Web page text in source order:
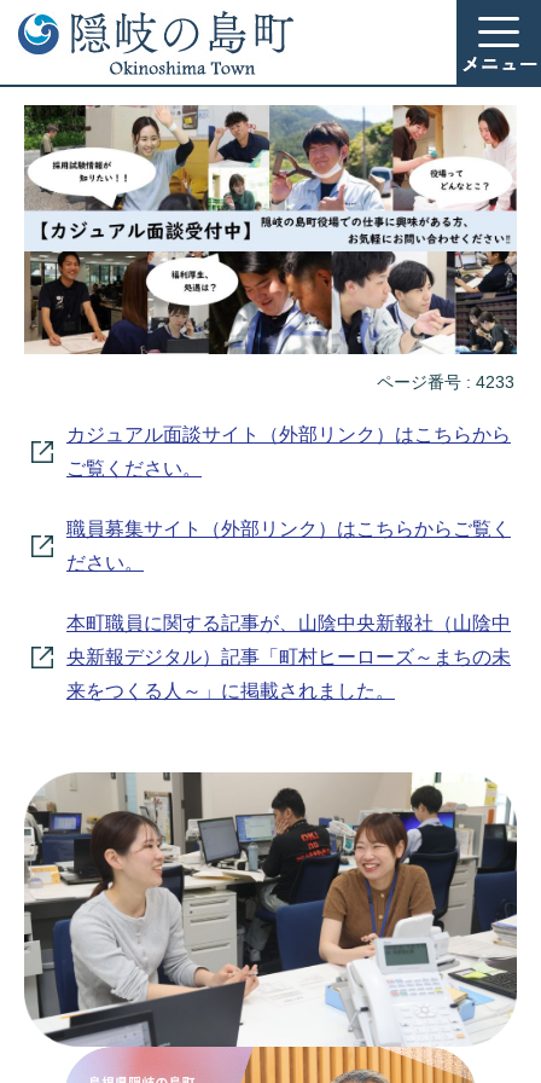
ページ番号 : 4233
カジュアル面談サイト（外部リンク）はこちらから
ご覧ください。
職員募集サイト（外部リンク）はこちらからご覧く
ださい。
本町職員に関する記事が、山陰中央新報社（山陰中
央新報デジタル）記事「町村ヒーローズ～まちの未
来をつくる人～」に掲載されました。